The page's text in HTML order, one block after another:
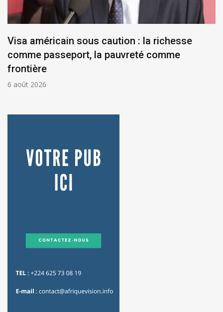
Visa américain sous caution : la richesse
comme passeport, la pauvreté comme
frontière
6 août 2026